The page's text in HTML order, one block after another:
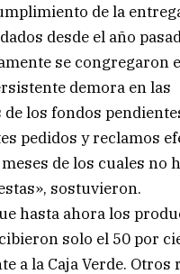
de la
desde el año
se congregaron
demora en las
los fondos
pedidos y reclamos
de los cuales no
sostuvieron.
hasta ahora los
solo el 50 por
a la Caja Verde. Otros